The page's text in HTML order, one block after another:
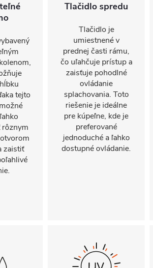
tejto
zaistiť
Tlačidlo spredu
Tlačidlo je
umiestnené v
prednej časti rámu,
čo uľahčuje prístup a
zaisťuje pohodlné
ovládanie
splachovania. Toto
riešenie je ideálne
pre kúpeľne, kde je
preferované
jednoduché a ľahko
dostupné ovládanie.